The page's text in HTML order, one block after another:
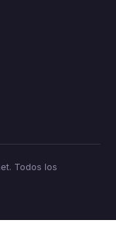
Todos los